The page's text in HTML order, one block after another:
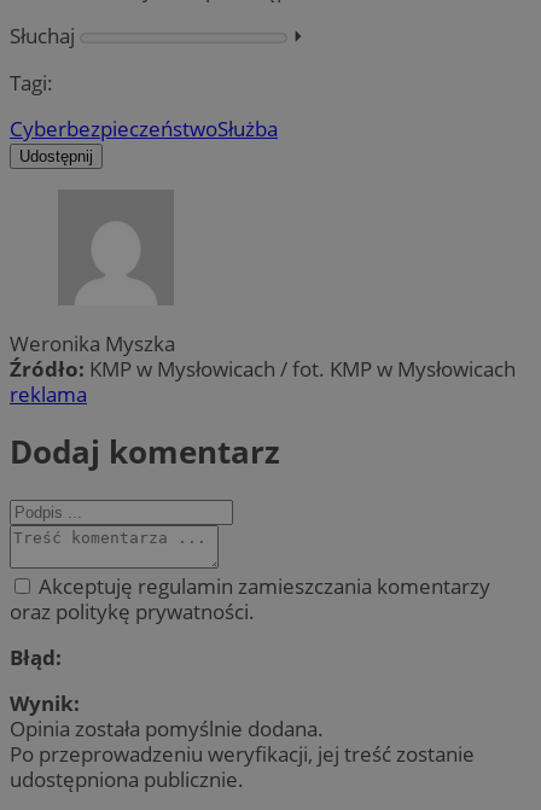
Słuchaj
⏵︎
Tagi:
CyberbezpieczeństwoSłużba
Udostępnij
Weronika Myszka
Źródło: KMP w Mysłowicach / fot. KMP w Mysłowicach
reklama
Dodaj komentarz
Akceptuję regulamin zamieszczania komentarzy
oraz politykę prywatności.
Błąd:
Wynik:
Opinia została pomyślnie dodana.
Po przeprowadzeniu weryfikacji, jej treść zostanie
udostępniona publicznie.